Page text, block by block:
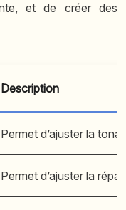
et de créer des
Description
Permet d’ajuster la
Permet d’ajuster la